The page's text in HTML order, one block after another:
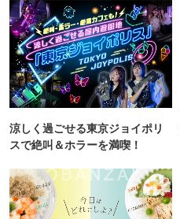
涼しく過ごせる東京ジョイポリ
スで絶叫＆ホラーを満喫！